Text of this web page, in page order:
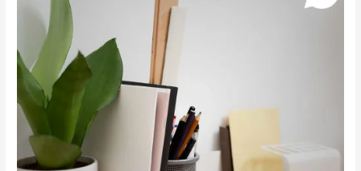
COSAS
–
Parte
1